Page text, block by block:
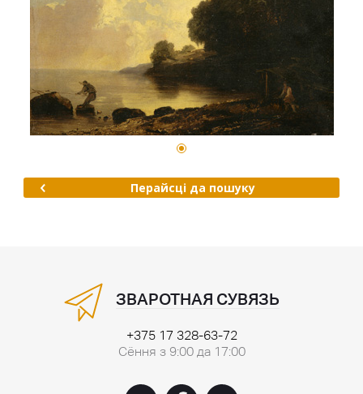
Перайсці да пошуку
ЗВАРОТНАЯ СУВЯЗЬ
+375 17 328-63-72
Сёння з 9:00 да 17:00